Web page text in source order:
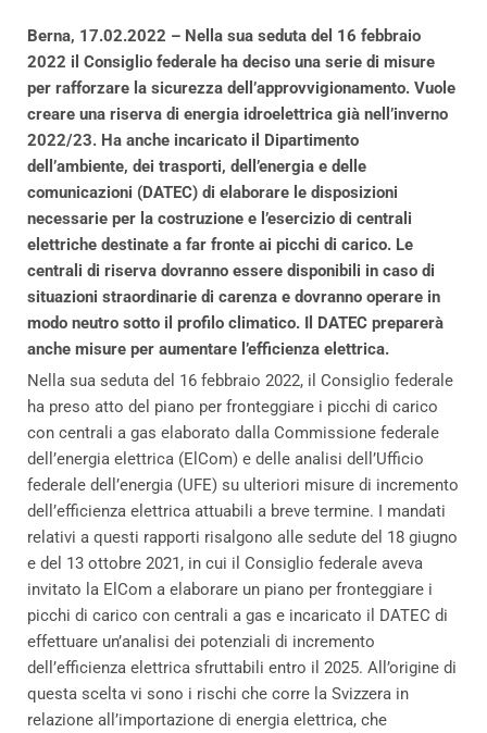
Berna, 17.02.2022 – Nella sua seduta del 16 febbraio
2022 il Consiglio federale ha deciso una serie di misure
per rafforzare la sicurezza dell’approvvigionamento. Vuole
creare una riserva di energia idroelettrica già nell’inverno
2022/23. Ha anche incaricato il Dipartimento
dell’ambiente, dei trasporti, dell’energia e delle
comunicazioni (DATEC) di elaborare le disposizioni
necessarie per la costruzione e l’esercizio di centrali
elettriche destinate a far fronte ai picchi di carico. Le
centrali di riserva dovranno essere disponibili in caso di
situazioni straordinarie di carenza e dovranno operare in
modo neutro sotto il profilo climatico. Il DATEC preparerà
anche misure per aumentare l’efficienza elettrica.
Nella sua seduta del 16 febbraio 2022, il Consiglio federale
ha preso atto del piano per fronteggiare i picchi di carico
con centrali a gas elaborato dalla Commissione federale
dell’energia elettrica (ElCom) e delle analisi dell’Ufficio
federale dell’energia (UFE) su ulteriori misure di incremento
dell’efficienza elettrica attuabili a breve termine. I mandati
relativi a questi rapporti risalgono alle sedute del 18 giugno
e del 13 ottobre 2021, in cui il Consiglio federale aveva
invitato la ElCom a elaborare un piano per fronteggiare i
picchi di carico con centrali a gas e incaricato il DATEC di
effettuare un’analisi dei potenziali di incremento
dell’efficienza elettrica sfruttabili entro il 2025. All’origine di
questa scelta vi sono i rischi che corre la Svizzera in
relazione all’importazione di energia elettrica, che